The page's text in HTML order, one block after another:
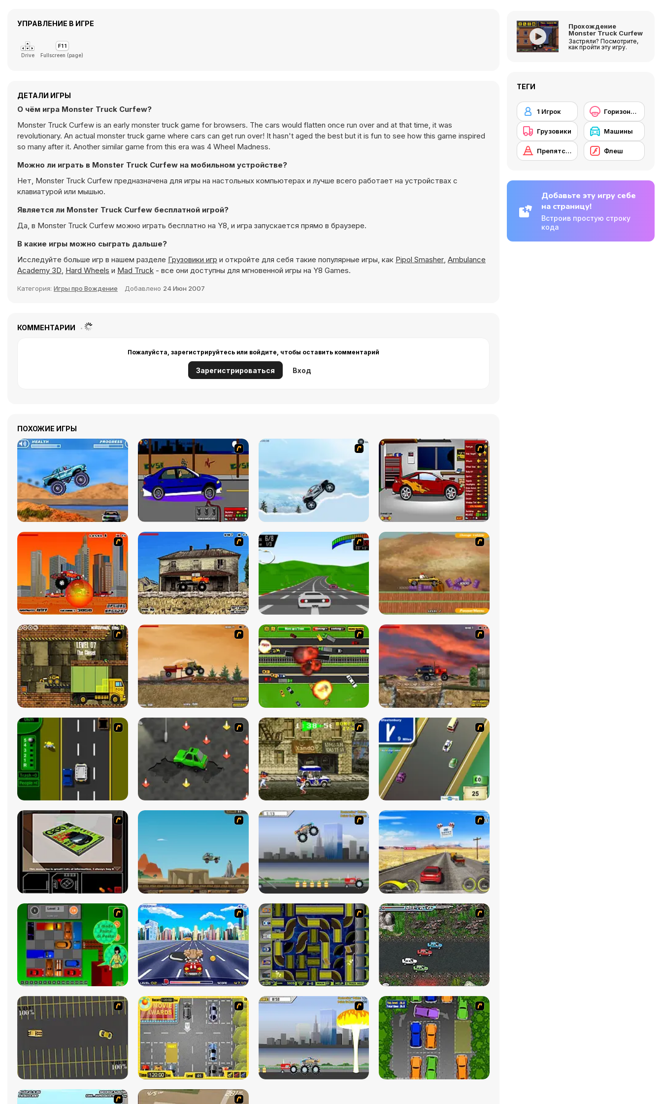
УПРАВЛЕНИЕ В ИГРЕ
Drive Fullscreen (page)
ДЕТАЛИ ИГРЫ
О чём игра Monster Truck Curfew?
Monster Truck Curfew is an early monster truck game for browsers. The cars would flatten once run over and at that time, it was
revolutionary. An actual monster truck game where cars can get run over! It hasn't aged the best but it is fun to see how this game inspired
so many after it. Another similar game from this era was 4 Wheel Madness.
Можно ли играть в Monster Truck Curfew на мобильном устройстве?
Нет, Monster Truck Curfew предназначена для игры на настольных компьютерах и лучше всего работает на устройствах с
клавиатурой или мышью.
Является ли Monster Truck Curfew бесплатной игрой?
Да, в Monster Truck Curfew можно играть бесплатно на Y8, и игра запускается прямо в браузере.
В какие игры можно сыграть дальше?
Исследуйте больше игр в нашем разделе Грузовики игр и откройте для себя такие популярные игры, как Pipol Smasher, Ambulance
Academy 3D, Hard Wheels и Mad Truck - все они доступны для мгновенной игры на Y8 Games.
Категория: Игры про Вождение Добавлено 24 Июн 2007
КОММЕНТАРИИ
Пожалуйста, зарегистрируйтесь или войдите, чтобы оставить комментарий
Зарегистрироваться Вход
ПОХОЖИЕ ИГРЫ
Прохождение
Monster Truck Curfew
Застряли? Посмотрите,
как пройти эту игру.
ТЕГИ
1 Игрок Горизонтальная прокрутка
Грузовики Машины
Препятствия Флеш
Добавьте эту игру себе
на страницу!
Встроив простую строку
кода